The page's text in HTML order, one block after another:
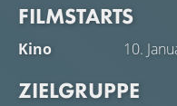
FILMSTARTS
Kino 10.
ZIELGRUPPE